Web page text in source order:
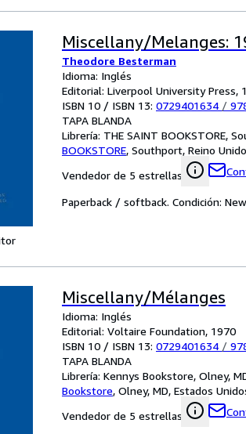
Miscellany/Melanges:
Theodore Besterman
Idioma: Inglés
Editorial: Liverpool University Press,
ISBN 10 / ISBN 13: 0729401634 /
TAPA BLANDA
Librería: THE SAINT BOOKSTORE,
BOOKSTORE, Southport, Reino Unido
Vendedor de 5 estrellas
Paperback / softback. Condición:
Miscellany/Mélanges
Idioma: Inglés
Editorial: Voltaire Foundation, 1970
ISBN 10 / ISBN 13: 0729401634 /
TAPA BLANDA
Librería: Kennys Bookstore, Olney,
Bookstore, Olney, MD, Estados
Vendedor de 5 estrellas